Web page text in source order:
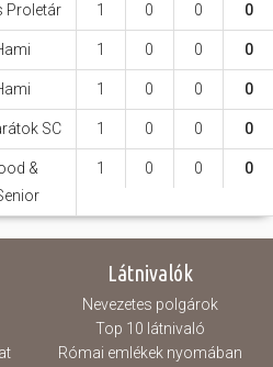
Proletár 1 0 0 0
1 0 0 0
1 0 0 0
SC 1 0 0 0
&
1 0 0 0
Látnivalók
Nevezetes polgárok
Top 10 látnivaló
Római emlékek nyomában